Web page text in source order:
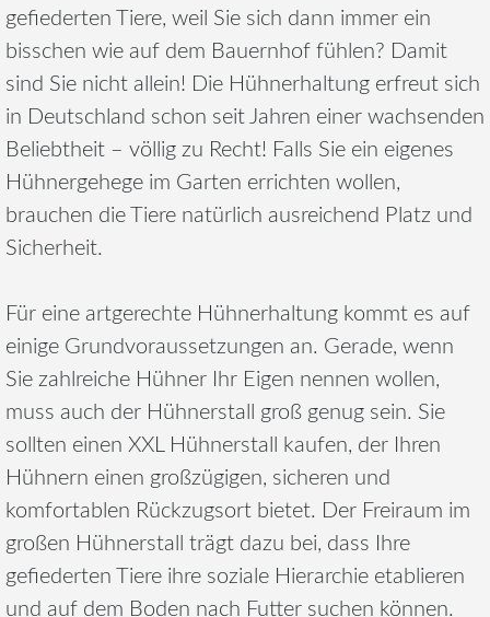
gefiederten Tiere, weil Sie sich dann immer ein
bisschen wie auf dem Bauernhof fühlen? Damit
sind Sie nicht allein! Die Hühnerhaltung erfreut sich
in Deutschland schon seit Jahren einer wachsenden
Beliebtheit – völlig zu Recht! Falls Sie ein eigenes
Hühnergehege im Garten errichten wollen,
brauchen die Tiere natürlich ausreichend Platz und
Sicherheit.
Für eine artgerechte Hühnerhaltung kommt es auf
einige Grundvoraussetzungen an. Gerade, wenn
Sie zahlreiche Hühner Ihr Eigen nennen wollen,
muss auch der Hühnerstall groß genug sein. Sie
sollten einen XXL Hühnerstall kaufen, der Ihren
Hühnern einen großzügigen, sicheren und
komfortablen Rückzugsort bietet. Der Freiraum im
großen Hühnerstall trägt dazu bei, dass Ihre
gefiederten Tiere ihre soziale Hierarchie etablieren
und auf dem Boden nach Futter suchen können.